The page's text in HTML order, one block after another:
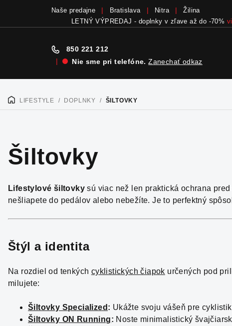
na
obsah
Naše predajne Bratislava Nitra Žilina
Bicykle a elektrobicykle SCOTT teraz skladom viac
850 221 212
|
Nie sme pri telefóne.Zanechať odkaz
DOMOVLIFESTYLE / DOPLNKY / ŠILTOVKY
Šiltovky
Lifestylové šiltovky sú viac než len praktická ochrana
nešliapete do pedálov alebo nebežíte. Je to perfektný
Štýl a identita
Na rozdiel od tenkých cyklistických čiapok určených pod
milujete:
Šiltovky Specialized : Ukážte svoju vášeň pre
Šiltovky ON Running: Noste minimalistický